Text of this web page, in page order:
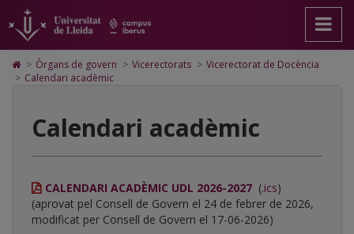
Calendari
acadèmic
pàgina
principal.
Universitat
contingut
principal
Mapa
Web.
Universitat
Cerca
Accessibilitat.
Universitat
Lleida
Icono
de
página
inicio
> Òrgans de govern > Vicerectorats > Vicerectorat de Docència
> Calendari acadèmic
Calendari acadèmic
CALENDARI ACADÈMIC UDL 2026-2027 (.ics)
(aprovat pel Consell de Govern el 24 de febrer de 2026,
modificat per Consell de Govern el 17-06-2026)